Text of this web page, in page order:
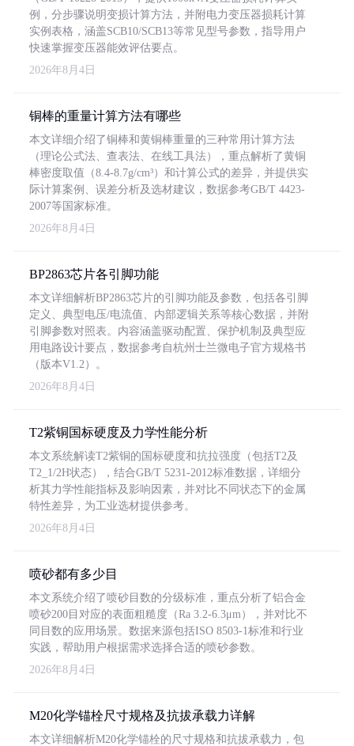
例，分步骤说明变损计算方法，并附电力变压器损耗计算
实例表格，涵盖SCB10/SCB13等常见型号参数，指导用户
快速掌握变压器能效评估要点。
2026年8月4日
铜棒的重量计算方法有哪些
本文详细介绍了铜棒和黄铜棒重量的三种常用计算方法
（理论公式法、查表法、在线工具法），重点解析了黄铜
棒密度取值（8.4-8.7g/cm³）和计算公式的差异，并提供实
际计算案例、误差分析及选材建议，数据参考GB/T 4423-
2007等国家标准。
2026年8月4日
BP2863芯片各引脚功能
本文详细解析BP2863芯片的引脚功能及参数，包括各引脚
定义、典型电压/电流值、内部逻辑关系等核心数据，并附
引脚参数对照表。内容涵盖驱动配置、保护机制及典型应
用电路设计要点，数据参考自杭州士兰微电子官方规格书
（版本V1.2）。
2026年8月4日
T2紫铜国标硬度及力学性能分析
本文系统解读T2紫铜的国标硬度和抗拉强度（包括T2及
T2_1/2H状态），结合GB/T 5231-2012标准数据，详细分
析其力学性能指标及影响因素，并对比不同状态下的金属
特性差异，为工业选材提供参考。
2026年8月4日
喷砂都有多少目
本文系统介绍了喷砂目数的分级标准，重点分析了铝合金
喷砂200目对应的表面粗糙度（Ra 3.2-6.3μm），并对比不
同目数的应用场景。数据来源包括ISO 8503-1标准和行业
实践，帮助用户根据需求选择合适的喷砂参数。
2026年8月4日
M20化学锚栓尺寸规格及抗拔承载力详解
本文详细解析M20化学锚栓的尺寸规格和抗拔承载力，包